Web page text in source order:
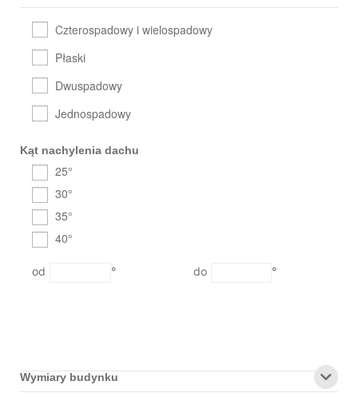
Jednospadowy
Płaski
Dwuspadowy
Czterospadowy i wielospadowy
Kąt nachylenia dachu
25°
30°
35°
40°
° °
Wymiary budynku